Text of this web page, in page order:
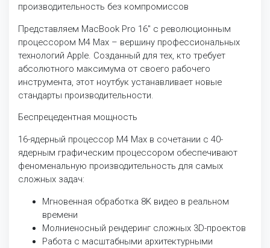
производительность без компромиссов
Представляем MacBook Pro 16" с революционным
процессором M4 Max – вершину профессиональных
технологий Apple. Созданный для тех, кто требует
абсолютного максимума от своего рабочего
инструмента, этот ноутбук устанавливает новые
стандарты производительности.
Беспрецедентная мощность
16-ядерный процессор M4 Max в сочетании с 40-
ядерным графическим процессором обеспечивают
феноменальную производительность для самых
сложных задач:
Мгновенная обработка 8K видео в реальном
времени
Молниеносный рендеринг сложных 3D-проектов
Работа с масштабными архитектурными